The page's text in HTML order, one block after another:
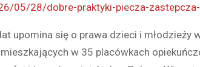
05/28/dobre-praktyki-piecza-
upomina się o prawa dzieci i młodzieży
w 35 placówkach